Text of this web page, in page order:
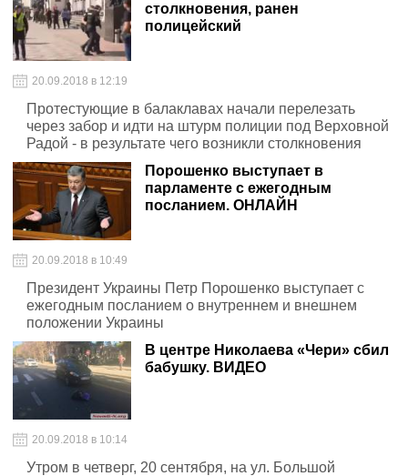
столкновения, ранен
полицейский
20.09.2018 в 12:19
Протестующие в балаклавах начали перелезать
через забор и идти на штурм полиции под Верховной
Радой - в результате чего возникли столкновения
Порошенко выступает в
парламенте с ежегодным
посланием. ОНЛАЙН
20.09.2018 в 10:49
Президент Украины Петр Порошенко выступает с
ежегодным посланием о внутреннем и внешнем
положении Украины
В центре Николаева «Чери» сбил
бабушку. ВИДЕО
20.09.2018 в 10:14
Утром в четверг, 20 сентября, на ул. Большой